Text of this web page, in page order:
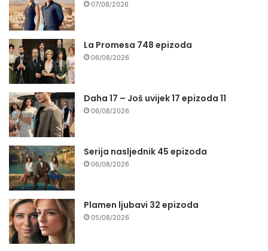
07/08/2026
La Promesa 748 epizoda
06/08/2026
Daha 17 – Još uvijek 17 epizoda 11
06/08/2026
Serija nasljednik 45 epizoda
06/08/2026
Plamen ljubavi 32 epizoda
05/08/2026